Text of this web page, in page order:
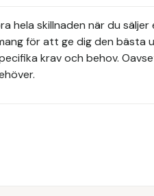
skillnaden när du
för att ge dig den
krav och behov.